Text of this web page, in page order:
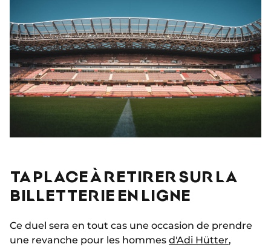
TA PLACE À RETIRER SUR LA
BILLETTERIE EN LIGNE
Ce duel sera en tout cas une occasion de prendre
une revanche pour les hommes d'Adi Hütter,